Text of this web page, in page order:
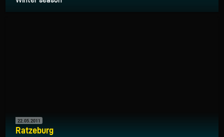
22.05.2011
Ratzeburg